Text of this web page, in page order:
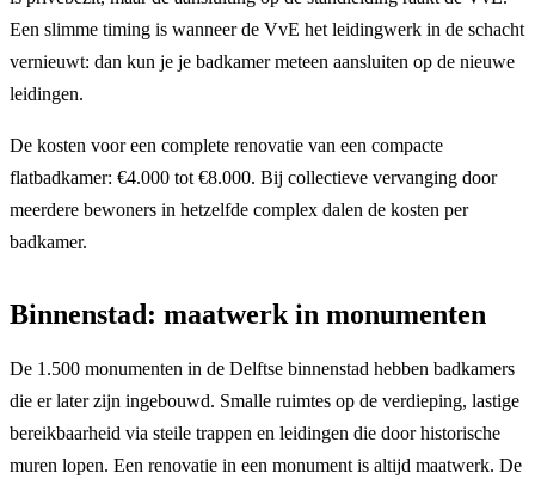
Een slimme timing is wanneer de VvE het leidingwerk in de schacht
vernieuwt: dan kun je je badkamer meteen aansluiten op de nieuwe
leidingen.
De kosten voor een complete renovatie van een compacte
flatbadkamer: €4.000 tot €8.000. Bij collectieve vervanging door
meerdere bewoners in hetzelfde complex dalen de kosten per
badkamer.
Binnenstad: maatwerk in monumenten
De 1.500 monumenten in de Delftse binnenstad hebben badkamers
die er later zijn ingebouwd. Smalle ruimtes op de verdieping, lastige
bereikbaarheid via steile trappen en leidingen die door historische
muren lopen. Een renovatie in een monument is altijd maatwerk. De